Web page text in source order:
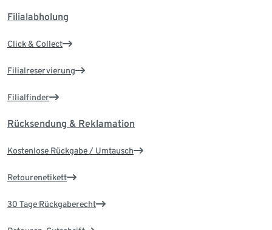
Filialabholung
Click & Collect
Filialreservierung
Filialfinder
Rücksendung & Reklamation
Kostenlose Rückgabe / Umtausch
Retourenetikett
30 Tage Rückgaberecht